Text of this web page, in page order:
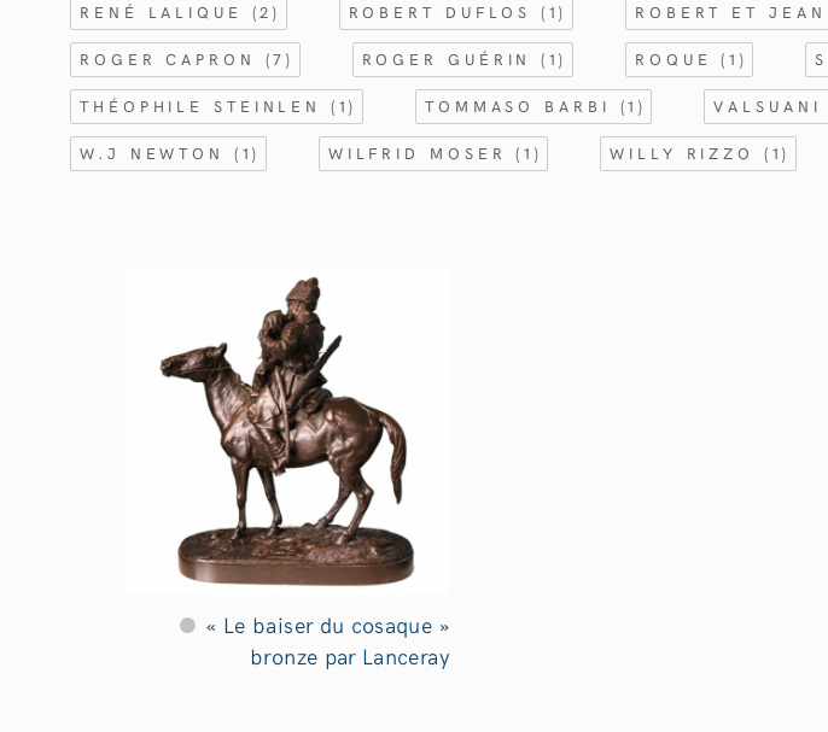
RENÉ LALIQUE (2) ROBERT DUFLOS(1) ROBERT ET
ROGER CAPRON (7) ROGER GUÉRIN(1) ROQUE(1)
THÉOPHILE STEINLEN(1) TOMMASO BARBI (1)
W.J NEWTON (1) WILFRID MOSER(1) WILLY RIZZO (1)
« Le baiser du cosaque »
bronze par Lanceray